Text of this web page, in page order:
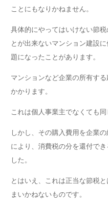
ことにもなりかねません。
具体的にやってはいけない節
とが出来ないマンション建設
題になったことがあります。
マンションなど企業の所有す
かかります。
これは個人事業主でなくても同
しかし、その購入費用を企業
により、消費税の分を還付で
した。
とはいえ、これは正当な節税
まいかねないものです。